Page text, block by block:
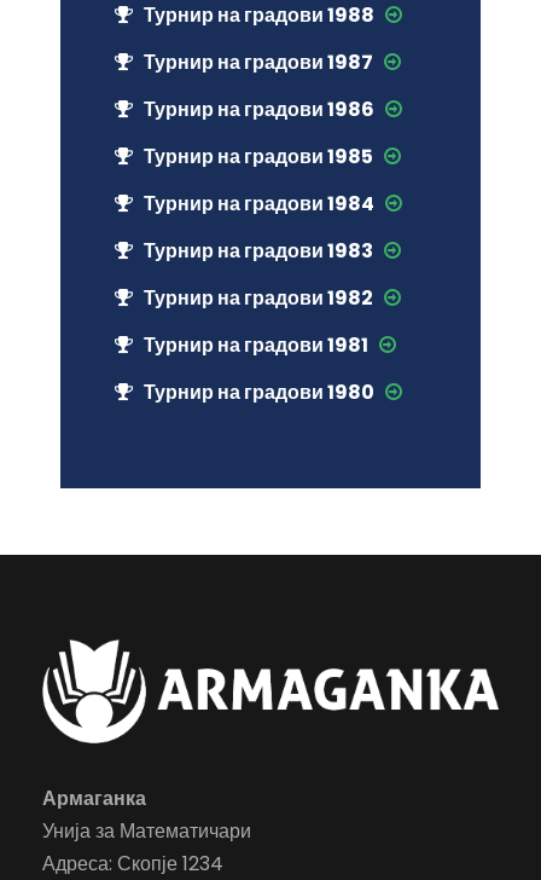
Турнир на градови 1988
Турнир на градови 1987
Турнир на градови 1986
Турнир на градови 1985
Турнир на градови 1984
Турнир на градови 1983
Турнир на градови 1982
Турнир на градови 1981
Турнир на градови 1980
Армаганка
Унија за Математичари
Адреса: Скопје 1234